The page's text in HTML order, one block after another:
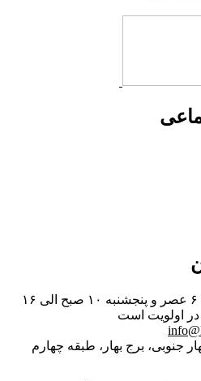
شنبه تا چهارشنبه ۱۰ صبح الی ۶ عصر و پنجشنبه ۱۰ صبح الی ۱۶
اولویت است
جنوبی، برج بهار، طبقه چهارم